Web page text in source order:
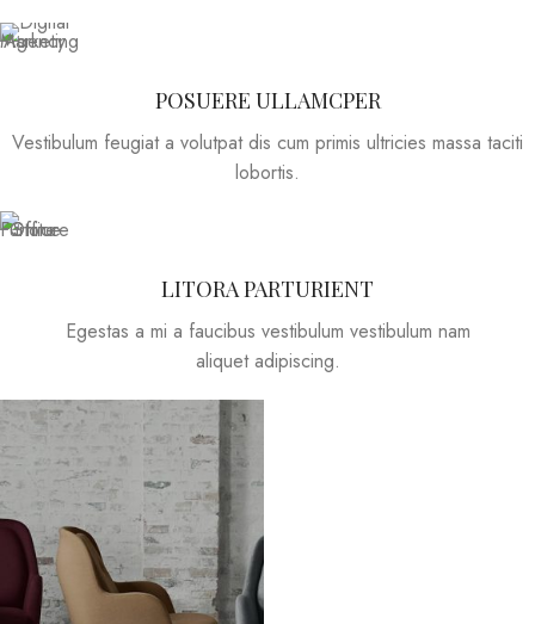
POSUERE ULLAMCPER
Vestibulum feugiat a volutpat dis cum primis ultricies massa taciti
lobortis.
LITORA PARTURIENT
Egestas a mi a faucibus vestibulum vestibulum nam
aliquet adipiscing.